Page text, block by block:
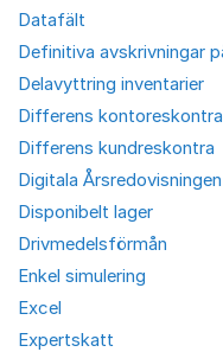
Datafält
Definitiva avskrivningar
Delavyttring inventarier
Differens kontoreskontra
Differens kundreskontra
Digitala Årsredovisningen
Disponibelt lager
Drivmedelsförmån
Enkel simulering
Excel
Expertskatt